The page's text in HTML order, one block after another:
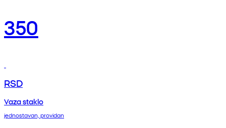
350
RSD
Vaza staklo
jednostavan, providan